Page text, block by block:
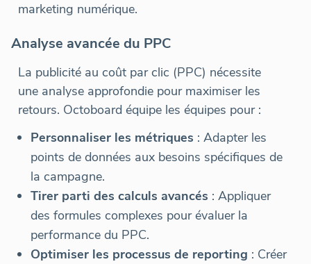
marketing numérique.
Analyse avancée du PPC
La publicité au coût par clic (PPC) nécessite
une analyse approfondie pour maximiser les
retours. Octoboard équipe les équipes pour :
Personnaliser les métriques : Adapter les
points de données aux besoins spécifiques de
la campagne.
Tirer parti des calculs avancés : Appliquer
des formules complexes pour évaluer la
performance du PPC.
Optimiser les processus de reporting : Créer